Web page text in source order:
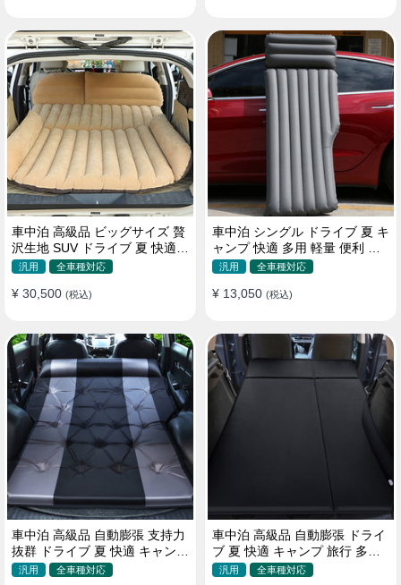
車中泊 高級品 ビッグサイズ 贅
沢生地 SUV ドライブ 夏 快適
キャンプ 旅行 収納便利 エアー
汎用 全車種対応
¥ 30,500 (税込)
車中泊 シングル ドライブ 夏 キ
ャンプ 快適 多用 軽量 便利 省
スペース 旅行 エアーベッド
汎用 全車種対応
¥ 13,050 (税込)
車中泊 高級品 自動膨張 支持力
抜群 ドライブ 夏 快適 キャンプ
旅行 省スペース エアーベッド
汎用 全車種対応
車中泊 高級品 自動膨張 ドライ
ブ 夏 快適 キャンプ 旅行 多用
取付簡単 収納便利 エアーベッ
汎用 全車種対応